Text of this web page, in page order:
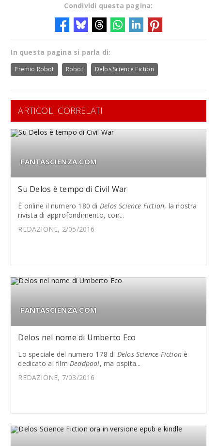
Condividi questa pagina:
In questa pagina si parla di:
Premio Robot Robot Delos Science Fiction
ARTICOLI CORRELATI
FANTASCIENZA.COM
Su Delos è tempo di Civil War
È online il numero 180 di Delos Science Fiction, la nostra
rivista di approfondimento, con...
REDAZIONE, 2/05/2016
FANTASCIENZA.COM
Delos nel nome di Umberto Eco
Lo speciale del numero 178 di Delos Science Fiction è
dedicato al film Deadpool, ma ospita...
REDAZIONE, 7/03/2016